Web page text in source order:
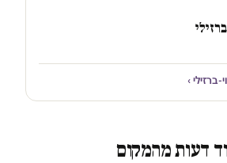
›
דעות מהמקום